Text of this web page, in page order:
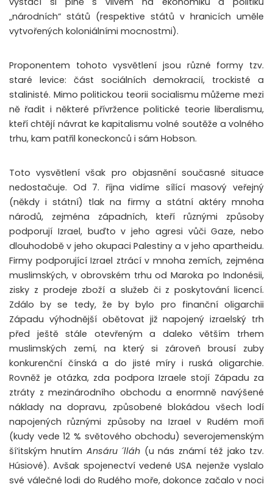
„národních“ států (respektive států v hranicích uměle
vytvořených koloniálními mocnostmi).
Proponentem tohoto vysvětlení jsou různé formy tzv.
staré levice: část sociálních demokracií, trockisté a
stalinisté. Mimo politickou teorii socialismu můžeme mezi
ně řadit i některé přívržence politické teorie liberalismu,
kteří chtějí návrat ke kapitalismu volné soutěže a volného
trhu, kam patřil koneckonců i sám Hobson.
Toto vysvětlení však pro objasnění současné situace
nedostačuje. Od 7. října vidíme sílící masový veřejný
(někdy i státní) tlak na firmy a státní aktéry mnoha
národů, zejména západních, kteří různými způsoby
podporují Izrael, buďto v jeho agresi vůči Gaze, nebo
dlouhodobě v jeho okupaci Palestiny a v jeho apartheidu.
Firmy podporující Izrael ztrácí v mnoha zemích, zejména
muslimských, v obrovském trhu od Maroka po Indonésii,
zisky z prodeje zboží a služeb či z poskytování licencí.
Zdálo by se tedy, že by bylo pro finanční oligarchii
Západu výhodnější obětovat již napojený izraelský trh
před ještě stále otevřeným a daleko větším trhem
muslimských zemí, na který si zároveň brousí zuby
konkurenční čínská a do jisté míry i ruská oligarchie.
Rovněž je otázka, zda podpora Izraele stojí Západu za
ztráty z mezinárodního obchodu a enormně navýšené
náklady na dopravu, způsobené blokádou všech lodí
napojených různými způsoby na Izrael v Rudém moři
(kudy vede 12 % světového obchodu) severojemenským
ší’itským hnutím Ansáru ´lláh (u nás známí též jako tzv.
Húsiové). Avšak spojenectví vedené USA nejenže vyslalo
své válečné lodi do Rudého moře, dokonce začalo v noci